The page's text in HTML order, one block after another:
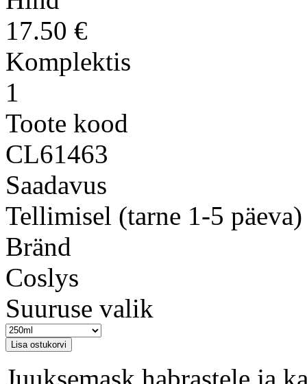
17.50 €
Komplektis
1
Toote kood
CL61463
Saadavus
Tellimisel (tarne 1-5 päeva)
Bränd
Coslys
Suuruse valik
Juuksemask habrastele ja